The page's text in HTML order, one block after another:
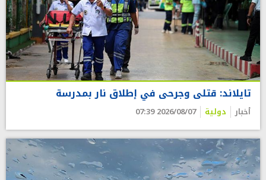
تايلاند: قتلى وجرحى في إطلاق نار بمدرسة
أخبار دولية 2026/08/07 07:39